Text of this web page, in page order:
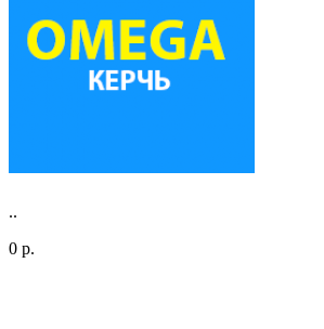
..
0 р.